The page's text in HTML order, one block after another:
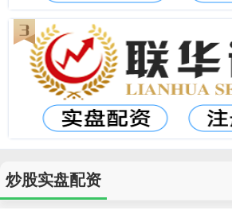
炒股实盘配资